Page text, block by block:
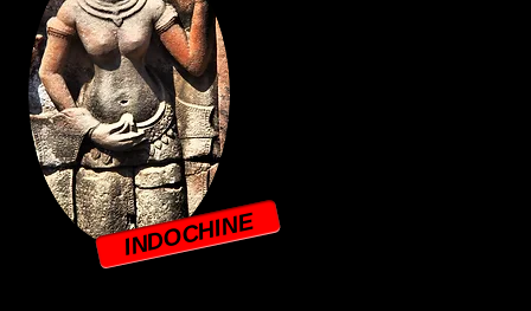
INDOCHINE